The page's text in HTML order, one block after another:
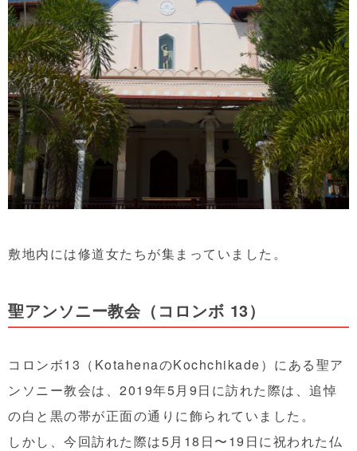
敷地内には修道女たちが集まっていました。
聖アンソニー教会（コロンボ 13）
コロンボ13（KotahenaのKochchikade）にある聖ア
ンソニー教会は、 2019年5月9日に訪れた際は、追悼
の白と黒の帯が正面の通りに飾られていました。
しかし、今回訪れた際は5月18日〜19日に祝われた仏